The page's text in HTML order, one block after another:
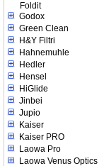
Foldit
Godox
Green Clean
H&Y Filtri
Hahnemuhle
Hedler
Hensel
HiGlide
Jinbei
Jupio
Kaiser
Kaiser PRO
Laowa Pro
Laowa Venus Optics